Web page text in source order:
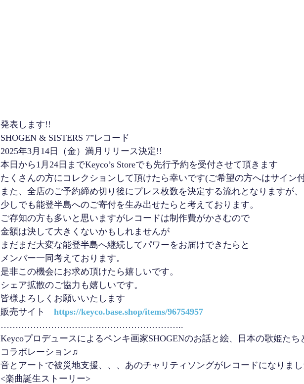
発表します!!
SHOGEN & SISTERS 7”レコード
2025年3月14日（金）満月 リリース決定!!
本日から1月24日までKeyco’s Storeでも先行予約を受付させて頂きます
たくさんの方にコレクションして頂けたら幸いです(ご希望の方へはサイン
また、全店のご予約締め切り後にプレス枚数を決定する流れとなりますが、
少しでも能登半島へのご寄付を生み出せたらと考えております。
ご存知の方も多いと思いますがレコードは制作費がかさむので
金額は決して大きくないかもしれませんが
まだまだ大変な能登半島へ継続してパワーをお届けできたらと
メンバー一同考えております。
是非この機会にお求め頂けたら嬉しいです。
シェア拡散のご協力も嬉しいです。
皆様よろしくお願いいたします
販売サイト https://keyco.base.shop/items/96754957
……………………………………………………..
Keycoプロデュースによるペンキ画家SHOGENのお話と絵、日本の歌姫たち
コラボレーション♫
音とアートで被災地支援、、、あのチャリティソングがレコードになりま
<楽曲誕生ストーリー>